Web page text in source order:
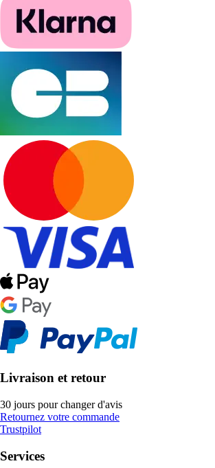
Livraison et retour
30 jours pour changer d'avis
Retournez votre commande
Trustpilot
Services